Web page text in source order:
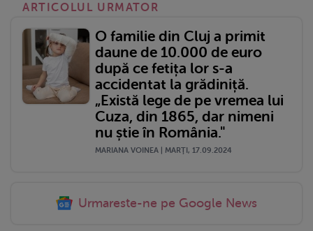
ARTICOLUL URMATOR
O familie din Cluj a primit
daune de 10.000 de euro
după ce fetița lor s-a
accidentat la grădiniță.
„Există lege de pe vremea lui
Cuza, din 1865, dar nimeni
nu știe în România."
MARIANA VOINEA | MARŢI, 17.09.2024
Urmareste-ne pe Google News